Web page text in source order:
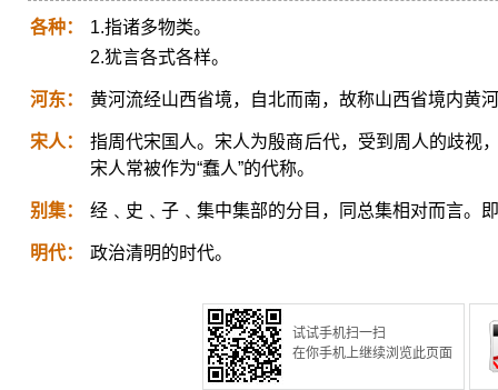
各种：
1.指诸多物类。
2.犹言各式各样。
河东： 黄河流经山西省境，自北而南，故称山西省境内黄
宋人：
指周代宋国人。宋人为殷商后代，受到周人的歧视
宋人常被作为“蠢人”的代称。
别集： 经﹑史﹑子﹑集中集部的分目，同总集相对而言。
明代： 政治清明的时代。
试试手机扫一扫
在你手机上继续浏览此页面